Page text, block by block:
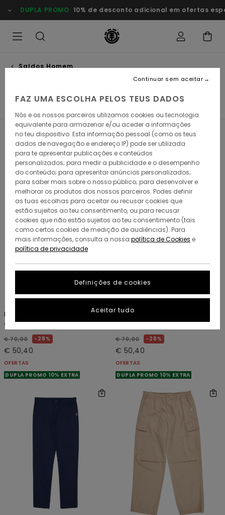
para
a
produtos
DUPLA PROMO 10% de desconto adicional em ofertas
Saldos Homem
Filtrar e Ordenar 20Resultados
Avançar
para
procurar
critérios
filtragem
Avançar
para
ordenar
5 RECYCLED
Regular Twill
Calças Chino Bege homem
€ 70,00 28%
€ 50,40
OFERTAS
DUPLA PROMO 10% EXTRA
3 RECYCLED
Slim Chino Twill
Calças chino Verde Homem
€ 70,00 28%
€ 50,40
OFERTAS
DUPLA PROMO 10% EXTRA
FAZ UMA ESCOLHA PELOS TEUS DADOS
Nós e os nossos parceiros utilizamos cookies ou tecnologia
equivalente para armazenar e/ou aceder a informações
no teu dispositivo. Esta informação pessoal (como os teus
dados de navegação e endereço IP) pode ser utilizada
para te apresentar publicações e conteúdos
personalizados; para medir a publicidade e o desempenho
do conteúdo; para apresentar anúncios personalizados;
para saber mais sobre o nosso público; para desenvolver e
melhorar os produtos dos nossos parceiros. Podes definir
as tuas escolhas para aceitar ou recusar cookies que
estão sujeitos ao teu consentimento, ou para recusar
cookies que não estão sujeitos ao teu consentimento (tais
como certos cookies de medição de audiências). Para
mais informações, consulta a nossa política de Cookies e
política de privacidade
Definições de cookies
Continuar sem aceitar
Aceitar tudo